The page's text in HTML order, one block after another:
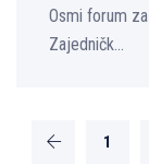
Osmi forum
Zajedničk...
1